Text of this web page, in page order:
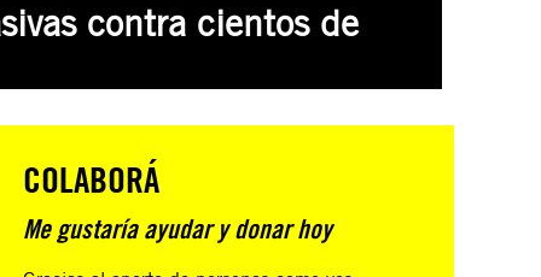
contra cientos de
COLABORÁ
Me gustaría ayudar y donar hoy